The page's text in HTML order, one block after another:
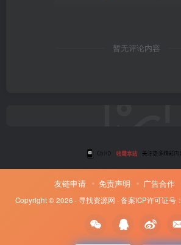
暂无评论内容
友链申请 免责声明 广告合作
Copyright © 2026 · 寻找资源网 · 备案ICP许可证号：